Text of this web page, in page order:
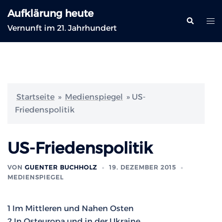
Inhalt
springen
Aufklärung heute
Vernunft im 21. Jahrhundert
Suche
Startseite » Medienspiegel » US-
Friedenspolitik
US-Friedenspolitik
VON GUENTER BUCHHOLZ
19. DEZEMBER 2015
MEDIENSPIEGEL
1 Im Mittleren und Nahen Osten